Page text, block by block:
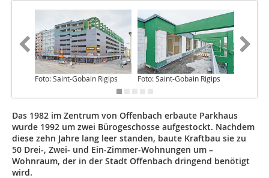
Foto: Saint-Gobain Rigips Foto: Saint-Gobain Rigips
Das 1982 im Zentrum von Offenbach erbaute Parkhaus
wurde 1992 um zwei Bürogeschosse aufgestockt. Nachdem
diese zehn Jahre lang leer standen, baute Kraftbau sie zu
50 Drei-, Zwei- und Ein-Zimmer-Wohnungen um –
Wohnraum, der in der Stadt Offenbach dringend benötigt
wird.